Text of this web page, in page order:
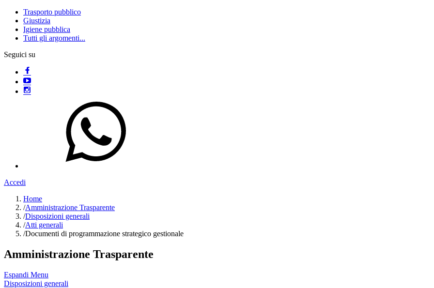
Trasporto pubblico
Giustizia
Igiene pubblica
Tutti gli argomenti...
Seguici su
Accedi
Home
/Amministrazione Trasparente
/Disposizioni generali
/Atti generali
/Documenti di programmazione strategico gestionale
Amministrazione Trasparente
Espandi Menu
Disposizioni generali